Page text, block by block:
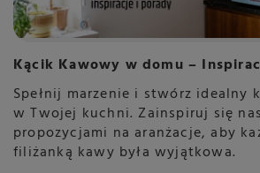
Kącik Kawowy w domu –
Spełnij marzenie i stwórz idealny
w Twojej kuchni. Zainspiruj się
propozycjami na aranżacje, aby
filiżanką kawy była wyjątkowa.